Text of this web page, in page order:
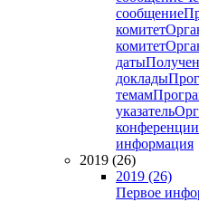
сообщение
комитет
комитет
даты
доклады
темам
указатель
конференции
информация
2019 (26)
2019 (26)
Первое